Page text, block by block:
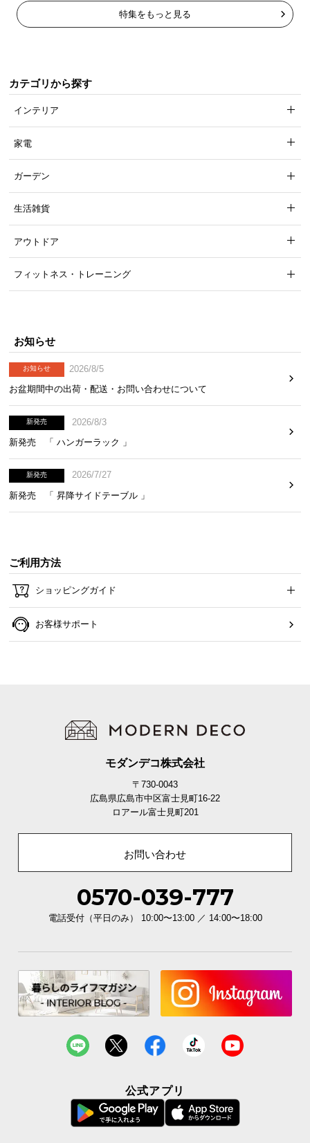
特集をもっと見る
カテゴリから探す
インテリア
家電
ガーデン
生活雑貨
アウトドア
フィットネス・トレーニング
お知らせ
お知らせ
2026/8/5
お盆期間中の出荷・配送・お問い合わせについて
新発売
2026/8/3
新発売 「 ハンガーラック 」
新発売
2026/7/27
新発売 「 昇降サイドテーブル 」
ご利用方法
ショッピングガイド
お客様サポート
モダンデコ株式会社
〒730-0043
広島県広島市中区富士見町16-22
ロアール富士見町201
お問い合わせ
0570-039-777
電話受付（平日のみ） 10:00〜13:00 ／ 14:00〜18:00
公式アプリ